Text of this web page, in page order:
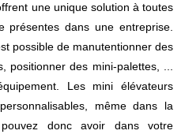
une unique solution à toutes
présentes dans une entreprise.
possible de manutentionner des
positionner des mini-palettes, ...
Les mini élévateurs
même dans la
donc avoir dans votre